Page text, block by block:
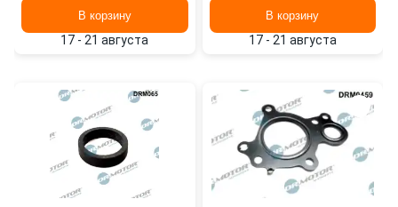
В корзину
17 - 21 августа
DRM0609 DR. MOTOR
В корзину
17 - 21 августа